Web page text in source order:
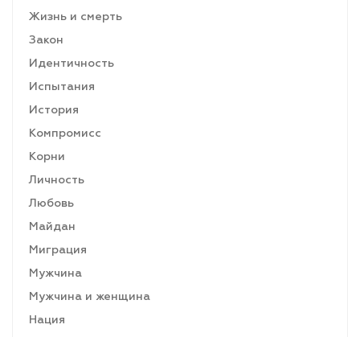
Жизнь и смерть
Закон
Идентичность
Испытания
История
Компромисс
Корни
Личность
Любовь
Майдан
Миграция
Мужчина
Мужчина и женщина
Нация